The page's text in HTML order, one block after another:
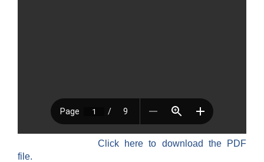
Click here to download the PDF
file.